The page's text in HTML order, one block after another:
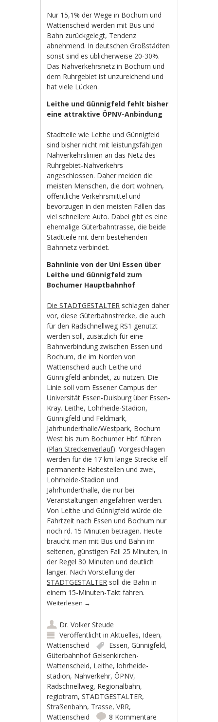
Nur 15,1% der Wege in Bochum und
Wattenscheid werden mit Bus und
Bahn zurückgelegt, Tendenz
abnehmend. In deutschen Großstädten
sonst sind es üblicherweise 20-30%.
Das Nahverkehrsnetz in Bochum und
dem Ruhrgebiet ist unzureichend und
hat viele Lücken.
Leithe und Günnigfeld fehlt bisher
eine attraktive ÖPNV-Anbindung
Stadtteile wie Leithe und Günnigfeld
sind bisher nicht mit leistungsfähigen
Nahverkehrslinien an das Netz des
Ruhrgebiet-Nahverkehrs
angeschlossen. Daher meiden die
meisten Menschen, die dort wohnen,
öffentliche Verkehrsmittel und
bevorzugen in den meisten Fällen das
viel schnellere Auto. Dabei gibt es eine
ehemalige Güterbahntrasse, die beide
Stadtteile mit dem bestehenden
Bahnnetz verbindet.
Bahnlinie von der Uni Essen über
Leithe und Günnigfeld zum
Bochumer Hauptbahnhof
Die STADTGESTALTER schlagen daher
vor, diese Güterbahnstrecke, die auch
für den Radschnellweg RS1 genutzt
werden soll, zusätzlich für eine
Bahnverbindung zwischen Essen und
Bochum, die im Norden von
Wattenscheid auch Leithe und
Günnigfeld anbindet, zu nutzen. Die
Linie soll vom Essener Campus der
Universität Essen-Duisburg über Essen-
Kray. Leithe, Lohrheide-Stadion,
Günnigfeld und Feldmark,
Jahrhunderthalle/Westpark, Bochum
West bis zum Bochumer Hbf. führen
(Plan Streckenverlauf). Vorgeschlagen
werden für die 17 km lange Strecke elf
permanente Haltestellen und zwei,
Lohrheide-Stadion und
Jahrhunderthalle, die nur bei
Veranstaltungen angefahren werden.
Von Leithe und Günnigfeld würde die
Fahrtzeit nach Essen und Bochum nur
noch rd. 15 Minuten betragen. Heute
braucht man mit Bus und Bahn im
seltenen, günstigen Fall 25 Minuten, in
der Regel 30 Minuten und deutlich
länger. Nach Vorstellung der
STADTGESTALTER soll die Bahn in
einem 15-Minuten-Takt fahren.
Weiterlesen →
Dr. Volker Steude
Veröffentlicht inAktuelles, Ideen,
Wattenscheid
Essen,Günnigfeld,
Güterbahnhof Gelsenkirchen-
Wattenscheid, Leithe,lohrheide-
stadion, Nahverkehr,ÖPNV,
Radschnellweg, Regionalbahn,
regiotram,STADTGESTALTER,
Straßenbahn, Trasse,VRR,
Wattenscheid
8 Kommentare